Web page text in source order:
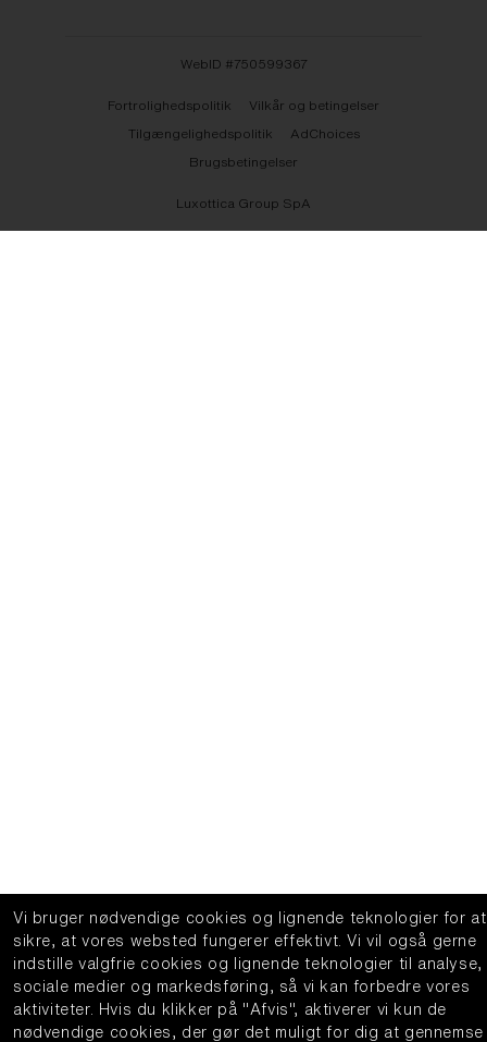
WebID #750599367
Fortrolighedspolitik
Vilkår og betingelser
Tilgængelighedspolitik
AdChoices
Brugsbetingelser
Luxottica Group SpA
Vi bruger nødvendige cookies og lignende teknologier for at
sikre, at vores websted fungerer effektivt.
Vi vil også gerne
indstille valgfrie cookies og lignende teknologier til analyse,
sociale medier og markedsføring, så vi kan forbedre vores
aktiviteter.
Hvis du klikker på "Afvis", aktiverer vi kun de
nødvendige cookies, der gør det muligt for dig at gennemse